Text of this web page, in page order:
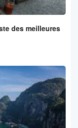
des meilleures